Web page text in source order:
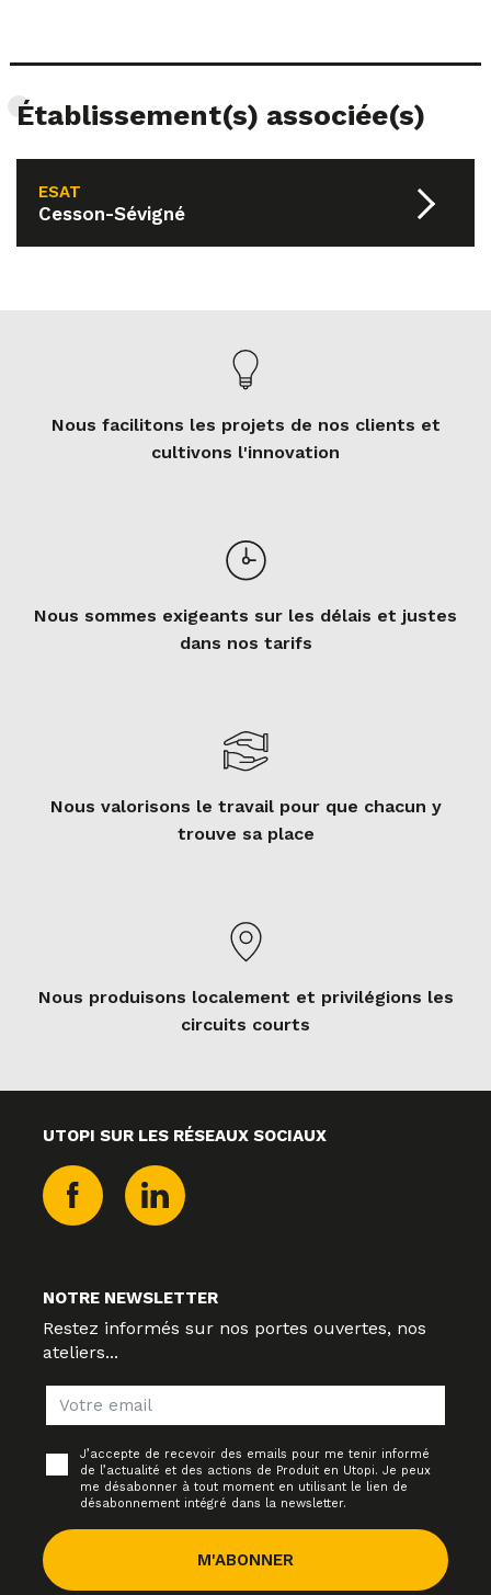
Établissement(s) associée(s)
ESAT
Cesson-Sévigné
Nous facilitons les projets de nos clients et
cultivons l'innovation
Nous sommes exigeants sur les délais et justes
dans nos tarifs
Nous valorisons le travail pour que chacun y
trouve sa place
Nous produisons localement et privilégions les
circuits courts
UTOPI SUR LES RÉSEAUX SOCIAUX
NOTRE NEWSLETTER
Restez informés sur nos portes ouvertes, nos
ateliers...
J’accepte de recevoir des emails pour me tenir informé
de l’actualité et des actions de Produit en Utopi. Je peux
me désabonner à tout moment en utilisant le lien de
désabonnement intégré dans la newsletter.
M'ABONNER